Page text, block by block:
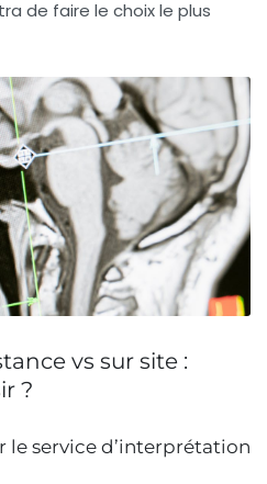
de faire le choix le plus
vs sur site :
?
service d’interprétation